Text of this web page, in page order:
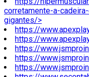
corretamente-a-
gigantes/>
https://
https://
https://
https://
https://